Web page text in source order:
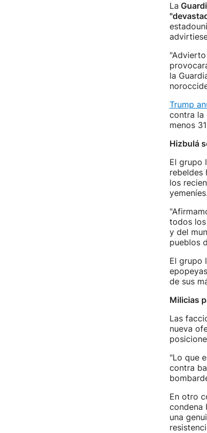
La
la
Trump
contra la
menos
Hizbulá
El grupo
rebeldes
los
yemeníes.
todos
y del
pueblos
El grupo
de sus
Milicias
Las
nueva
"Lo que
contra
En otro
condena
una